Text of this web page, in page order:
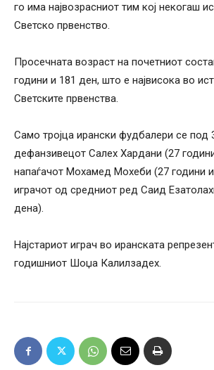
го има највозрасниот тим кој некогаш
Светско првенство.
Просечната возраст на почетниот
години и 181 ден, што е највисока во
Светските првенства.
Само тројца ирански фудбалери се под
дефанзивецот Салех Хардани (27
напаѓачот Мохамед Мохеби (27 години
играчот од средниот ред Саид
дена).
Најстариот играч во иранската
годишниот Шоџа Калилзадех.